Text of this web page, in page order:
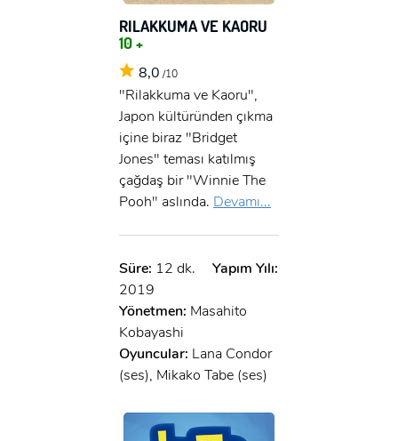
RILAKKUMA VE KAORU
10 +
8,0 /10
"Rilakkuma ve Kaoru",
Japon kültüründen çıkma
içine biraz "Bridget
Jones" teması katılmış
çağdaş bir "Winnie The
Pooh" aslında. Devamı...
Süre: 12 dk.
Yapım Yılı:
2019
Yönetmen: Masahito
Kobayashi
Oyuncular: Lana Condor
(ses), Mikako Tabe (ses)